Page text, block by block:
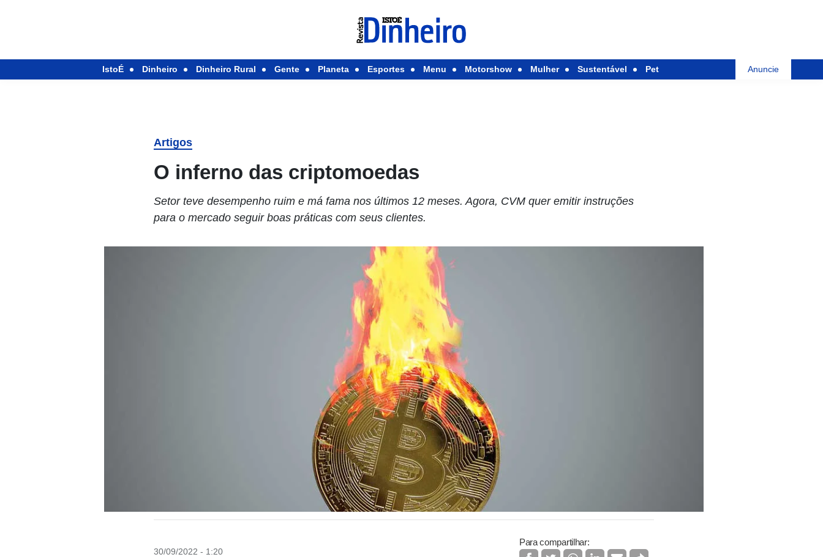
IstoÉ Dinheiro Dinheiro Rural Gente Planeta Esportes Menu Motorshow Mulher Sustentável Pet Anuncie
Artigos
O inferno das criptomoedas
Setor teve desempenho ruim e má fama nos últimos 12 meses. Agora, CVM quer emitir instruções
para o mercado seguir boas práticas com seus clientes.
30/09/2022 - 1:20
Para compartilhar: